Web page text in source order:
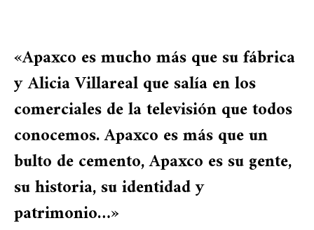
«Apaxco es mucho más que su fábrica
y Alicia Villareal que salía en los
comerciales de la televisión que todos
conocemos. Apaxco es más que un
bulto de cemento, Apaxco es su gente,
su historia, su identidad y
patrimonio…»